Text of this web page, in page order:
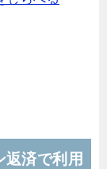
返済で利用